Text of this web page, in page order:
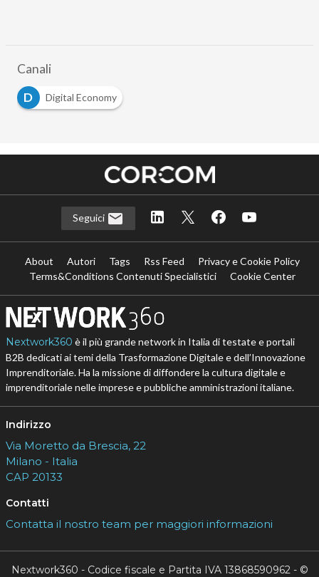
Canali
D
Digital Economy
Seguici
About Autori Tags Rss Feed
Privacy e Cookie Policy
Terms&Conditions Contenuti Specialistici
Cookie Center
Nextwork360 è il più grande network in Italia di testate e portali
B2B dedicati ai temi della Trasformazione Digitale e dell’Innovazione
Imprenditoriale. Ha la missione di diffondere la cultura digitale e
imprenditoriale nelle imprese e pubbliche amministrazioni italiane.
Indirizzo
Via Moretto da Brescia, 22
Milano - Italia
CAP 20133
Contatti
Contatta il nostro team per maggiori informazioni
Nextwork360 - Codice fiscale e Partita IVA 13868590962 - ©